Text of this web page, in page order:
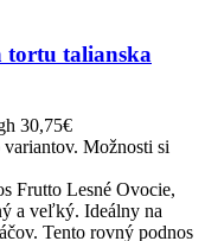
tortu talianska
30,75€
Možnosti si
Frutto Lesné Ovocie,
a veľký. Ideálny na
Tento rovný podnos